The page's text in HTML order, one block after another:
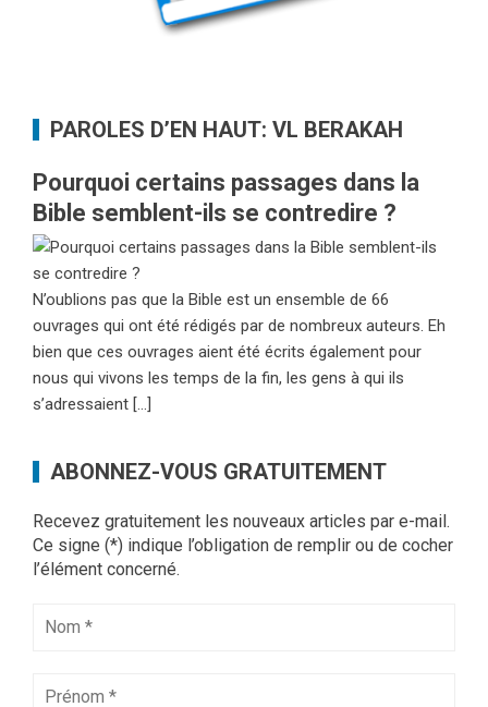
PAROLES D’EN HAUT: VL BERAKAH
Pourquoi certains passages dans la
Bible semblent-ils se contredire ?
N’oublions pas que la Bible est un ensemble de 66
ouvrages qui ont été rédigés par de nombreux auteurs. Eh
bien que ces ouvrages aient été écrits également pour
nous qui vivons les temps de la fin, les gens à qui ils
s’adressaient […]
ABONNEZ-VOUS GRATUITEMENT
Recevez gratuitement les nouveaux articles par e-mail.
Ce signe (*) indique l’obligation de remplir ou de cocher
l’élément concerné.